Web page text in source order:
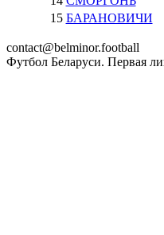
15 БАРАНОВИЧИ
contact@belminor.football
Футбол Беларуси. Первая